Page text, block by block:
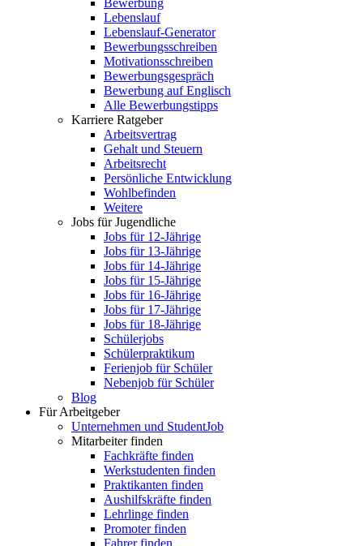
Bewerbung
Lebenslauf
Lebenslauf-Generator
Bewerbungsschreiben
Motivationsschreiben
Bewerbungsgespräch
Bewerbung auf Englisch
Alle Bewerbungstipps
Karriere Ratgeber
Arbeitsvertrag
Gehalt und Steuern
Arbeitsrecht
Persönliche Entwicklung
Wohlbefinden
Weitere
Jobs für Jugendliche
Jobs für 12-Jährige
Jobs für 13-Jährige
Jobs für 14-Jährige
Jobs für 15-Jährige
Jobs für 16-Jährige
Jobs für 17-Jährige
Jobs für 18-Jährige
Schülerjobs
Schülerpraktikum
Ferienjob für Schüler
Nebenjob für Schüler
Blog
Für Arbeitgeber
Unternehmen und StudentJob
Mitarbeiter finden
Fachkräfte finden
Werkstudenten finden
Praktikanten finden
Aushilfskräfte finden
Lehrlinge finden
Promoter finden
Fahrer finden